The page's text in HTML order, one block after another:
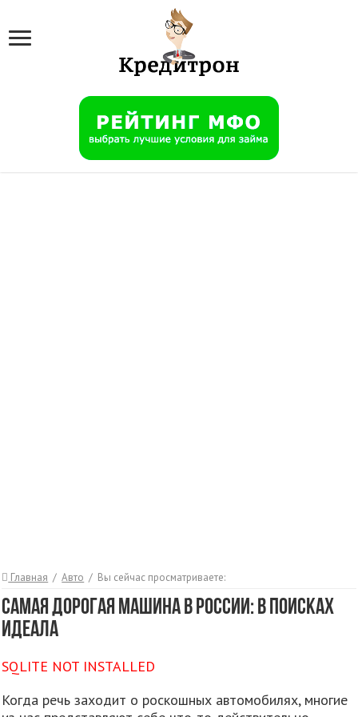
Главная / Авто / Вы сейчас просматриваете:
Самая дорогая машина в России: В поисках
идеала
SQLITE NOT INSTALLED
Когда речь заходит о роскошных автомобилях, многие